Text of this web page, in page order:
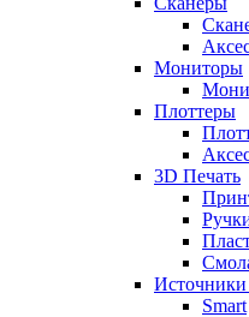
Мониторы
Плоттеры
3D Печать
Источники
Smart